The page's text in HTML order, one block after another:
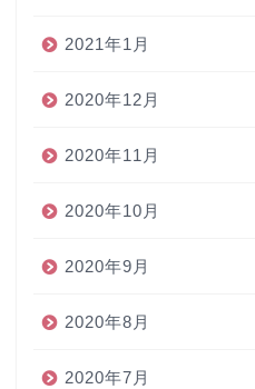
2021年1月
2020年12月
2020年11月
2020年10月
2020年9月
2020年8月
2020年7月